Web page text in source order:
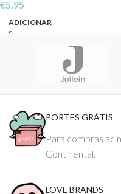
€5,95
ADICIONAR
PORTES GRÁTIS
Para compras
Continental.
LOVE BRANDS